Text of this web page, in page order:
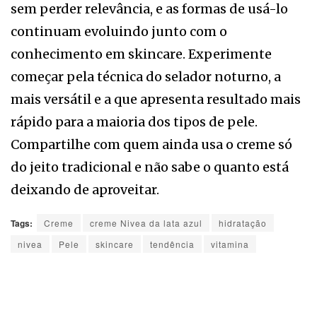
sem perder relevância, e as formas de usá-lo
continuam evoluindo junto com o
conhecimento em skincare. Experimente
começar pela técnica do selador noturno, a
mais versátil e a que apresenta resultado mais
rápido para a maioria dos tipos de pele.
Compartilhe com quem ainda usa o creme só
do jeito tradicional e não sabe o quanto está
deixando de aproveitar.
Tags: Creme creme Nivea da lata azul
hidratação
nivea
Pele skincare tendência vitamina